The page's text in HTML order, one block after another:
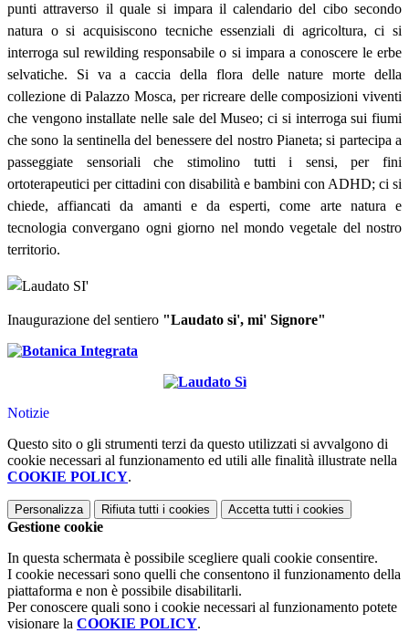
punti attraverso il quale si impara il calendario del cibo secondo
natura o si acquisiscono tecniche essenziali di agricoltura, ci si
interroga sul rewilding responsabile o si impara a conoscere le erbe
selvatiche. Si va a caccia della flora delle nature morte della
collezione di Palazzo Mosca, per ricreare delle composizioni viventi
che vengono installate nelle sale del Museo; ci si interroga sui fiumi
che sono la sentinella del benessere del nostro Pianeta; si partecipa a
passeggiate sensoriali che stimolino tutti i sensi, per fini
ortoterapeutici per cittadini con disabilità e bambini con ADHD; ci si
chiede, affiancati da amanti e da esperti, come arte natura e
tecnologia convergano ogni giorno nel mondo vegetale del nostro
territorio.
Inaugurazione del sentiero "Laudato si', mi' Signore"
Notizie
Questo sito o gli strumenti terzi da questo utilizzati si avvalgono di
cookie necessari al funzionamento ed utili alle finalità illustrate nella
COOKIE POLICY.
Personalizza Rifiuta tutti i cookies Accetta tutti i cookies
Gestione cookie
In questa schermata è possibile scegliere quali cookie consentire.
I cookie necessari sono quelli che consentono il funzionamento della
piattaforma e non è possibile disabilitarli.
Per conoscere quali sono i cookie necessari al funzionamento potete
visionare la COOKIE POLICY.